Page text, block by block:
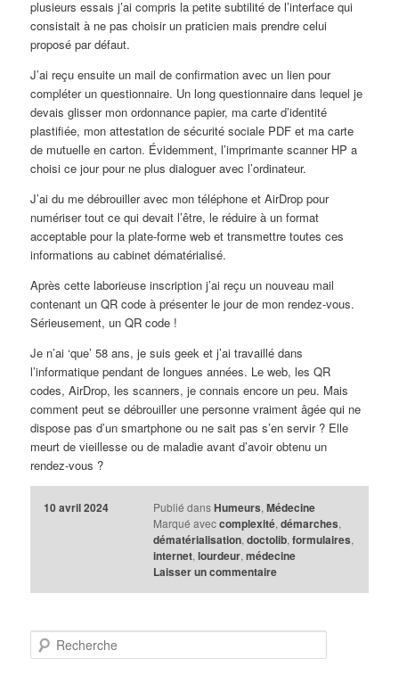
plusieurs essais j’ai compris la petite subtilité de l’interface qui
consistait à ne pas choisir un praticien mais prendre celui
proposé par défaut.
J’ai reçu ensuite un mail de confirmation avec un lien pour
compléter un questionnaire. Un long questionnaire dans lequel je
devais glisser mon ordonnance papier, ma carte d’identité
plastifiée, mon attestation de sécurité sociale PDF et ma carte
de mutuelle en carton. Évidemment, l’imprimante scanner HP a
choisi ce jour pour ne plus dialoguer avec l’ordinateur.
J’ai du me débrouiller avec mon téléphone et AirDrop pour
numériser tout ce qui devait l’être, le réduire à un format
acceptable pour la plate-forme web et transmettre toutes ces
informations au cabinet dématérialisé.
Après cette laborieuse inscription j’ai reçu un nouveau mail
contenant un QR code à présenter le jour de mon rendez-vous.
Sérieusement, un QR code !
Je n’ai ‘que’ 58 ans, je suis geek et j’ai travaillé dans
l’informatique pendant de longues années. Le web, les QR
codes, AirDrop, les scanners, je connais encore un peu. Mais
comment peut se débrouiller une personne vraiment âgée qui ne
dispose pas d’un smartphone ou ne sait pas s’en servir ? Elle
meurt de vieillesse ou de maladie avant d’avoir obtenu un
rendez-vous ?
10 avril 2024 Publié dans Humeurs, Médecine
Marqué avec complexité, démarches,
dématérialisation, doctolib, formulaires,
internet, lourdeur, médecine
Laisser un commentaire
e